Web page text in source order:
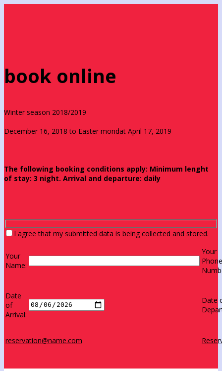
book online
Winter season 2018/2019
December 16, 2018 to Easter mondat April 17, 2019
The following booking conditions apply: Minimum lenght
of stay: 3 night. Arrival and departure: daily
I agree that my submitted data is being collected and stored.
Your
Name:
Your
Phone
Date
of
Arrival:
Date
reservation@name.com